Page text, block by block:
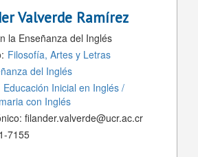
Valverde Ramírez
la Enseñanza del Inglés
Filosofía, Artes y Letras
del Inglés
Educación Inicial en Inglés
con Inglés
filander.valverde@ucr.ac.cr
7155